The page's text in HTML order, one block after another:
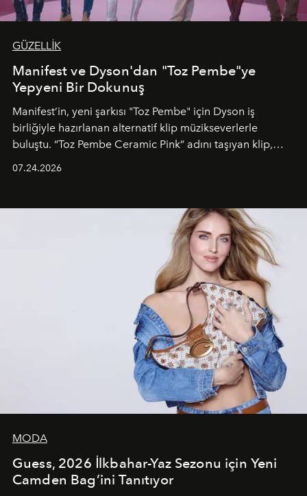
GÜZELLİK
Manifest ve Dyson'dan "Toz Pembe"ye
Yepyeni Bir Dokunuş
Manifest’in, yeni şarkısı "Toz Pembe" için Dyson iş
birliğiyle hazırlanan alternatif klip müzikseverlerle
buluştu. “Toz Pembe Ceramic Pink” adını taşıyan klip,
unsurlarından biri olarak öne çıkıyor.
07.24.2026
MODA
Guess, 2026 İlkbahar-Yaz Sezonu için Yeni
Camden Bag’ini Tanıtıyor